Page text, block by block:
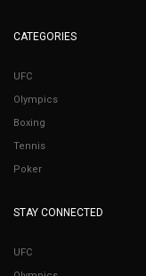
CATEGORIES
UFC
Olympics
Boxing
Tennis
Poker
STAY CONNECTED
UFC